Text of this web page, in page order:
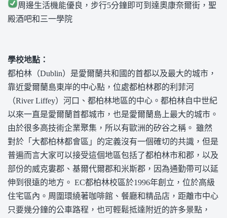
周邊生活機能優良，步行5分鐘即可到達奧康奈爾街，聖
殿酒吧和三一學院
學校地點：
都柏林（Dublin）是愛爾蘭共和國的首都以及最大的城市，
靠近愛爾蘭島東岸的中心點，位處都柏林郡的利菲河
（River Liffey）河口、都柏林地區的中心。都柏林自中世紀
以來一直是愛爾蘭首都城市，也是愛爾蘭島上最大的城市。
由於很多高技術企業聚集，所以有歐洲的矽谷之稱。 雖然
對於「大都柏林都會區」的定義沒有一個確切的共識，但是
普遍而言大家可以接受這個地區包括了都柏林市和郡，以及
部份的威克婁郡、基爾代爾郡和米斯郡，因為通勤帶可以延
伸到很遠的地方。 EC都柏林校區於1996年創立，位於高級
住宅區內。周圍環繞著咖啡館、餐廳和精品店，距離市中心
只要幾分鐘的公車路程，也可輕鬆抵達附近的許多景點，